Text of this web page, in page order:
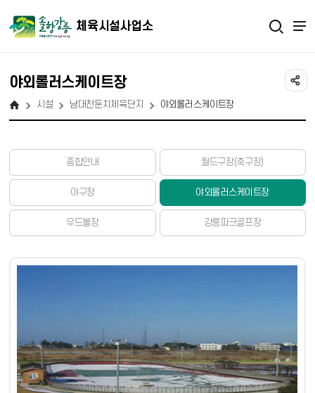
체육시설사업소
야외롤러스케이트장
시설 남대천둔치체육단지 야외롤러스케이트장
종합안내 월드구장(축구장)
야구장 야외롤러스케이트장
우드볼장 강릉파크골프장